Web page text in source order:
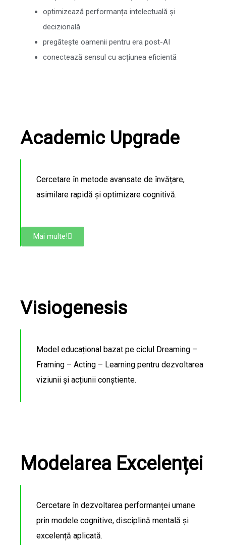
optimizează performanța intelectuală și
decizională
pregătește oamenii pentru era post-AI
conectează sensul cu acțiunea eficientă
Academic Upgrade
Cercetare în metode avansate de învățare,
asimilare rapidă și optimizare cognitivă.
Mai multe!
Visiogenesis
Model educațional bazat pe ciclul Dreaming –
Framing – Acting – Learning pentru dezvoltarea
viziunii și acțiunii conștiente.
Modelarea Excelenței
Cercetare în dezvoltarea performanței umane
prin modele cognitive, disciplină mentală și
excelență aplicată.